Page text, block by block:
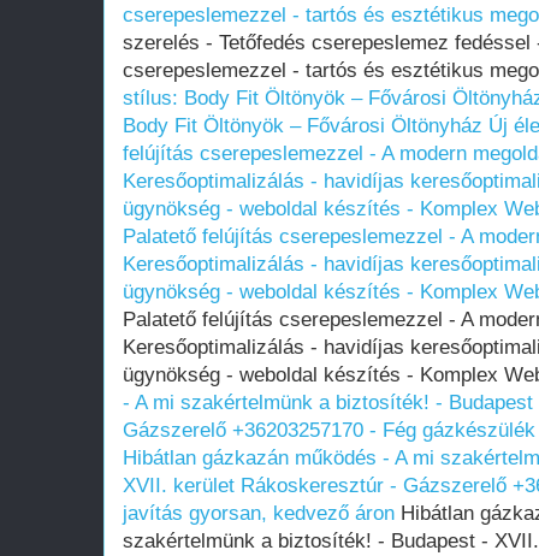
cserepeslemezzel - tartós és esztétikus
szerelés - Tetőfedés cserepeslemez fedéssel
cserepeslemezzel - tartós és esztétikus
stílus: Body Fit Öltönyök – Fővárosi
Body Fit Öltönyök – Fővárosi Öltönyház Új
felújítás cserepeslemezzel - A modern
Keresőoptimalizálás - havidíjas
ügynökség - weboldal készítés - Komplex
Palatető felújítás cserepeslemezzel - A
Keresőoptimalizálás - havidíjas
ügynökség - weboldal készítés - Komplex
Palatető felújítás cserepeslemezzel - A
Keresőoptimalizálás - havidíjas
ügynökség - weboldal készítés - Komplex
- A mi szakértelmünk a biztosíték! -
Gázszerelő +36203257170 - Fég
Hibátlan gázkazán működés - A mi
XVII. kerület Rákoskeresztúr - Gázszerelő
javítás gyorsan, kedvező áron Hibátlan
szakértelmünk a biztosíték! - Budapest -